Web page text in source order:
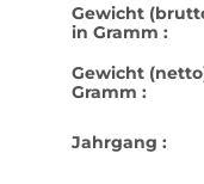
Gewicht
in Gramm :
Gewicht
Gramm :
Jahrgang :